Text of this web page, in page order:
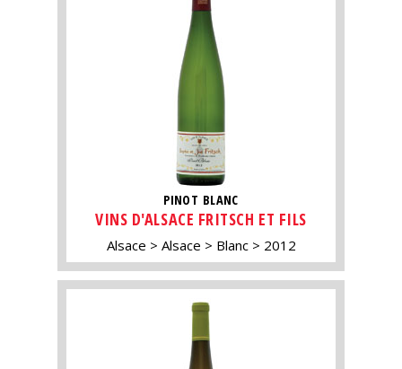
PINOT BLANC
VINS D'ALSACE FRITSCH ET FILS
Alsace Alsace Blanc 2012